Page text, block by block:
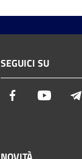
SEGUICI SU
Facebook Youtube